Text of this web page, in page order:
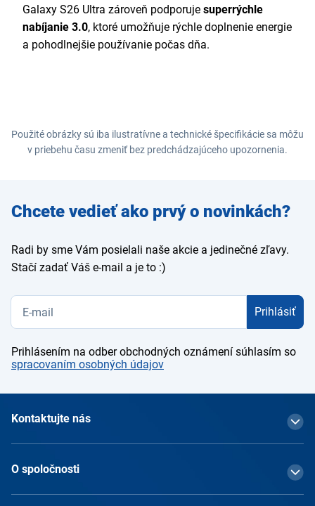
Galaxy S26 Ultra zároveň podporuje superrýchle
nabíjanie 3.0, ktoré umožňuje rýchle doplnenie energie
a pohodlnejšie používanie počas dňa.
Použité obrázky sú iba ilustratívne a technické špecifikácie sa môžu
v priebehu času zmeniť bez predchádzajúceho upozornenia.
Zadajte
e-mail
Chcete vedieť ako prvý o novinkách?
Radi by sme Vám posielali naše akcie a jedinečné zľavy.
Stačí zadať Váš e-mail a je to :)
Prihlásiť
Prihlásením na odber obchodných oznámení súhlasím so
spracovaním osobných údajov
Kontaktujte nás
O spoločnosti